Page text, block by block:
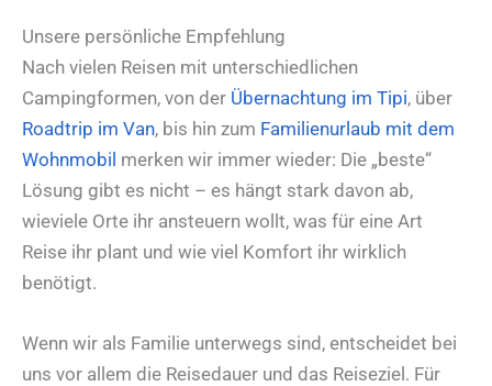
Unsere persönliche Empfehlung
Nach vielen Reisen mit unterschiedlichen
Campingformen, von der Übernachtung im Tipi, über
Roadtrip im Van, bis hin zum Familienurlaub mit dem
Wohnmobil merken wir immer wieder: Die „beste“
Lösung gibt es nicht – es hängt stark davon ab,
wieviele Orte ihr ansteuern wollt, was für eine Art
Reise ihr plant und wie viel Komfort ihr wirklich
benötigt.
Wenn wir als Familie unterwegs sind, entscheidet bei
uns vor allem die Reisedauer und das Reiseziel. Für